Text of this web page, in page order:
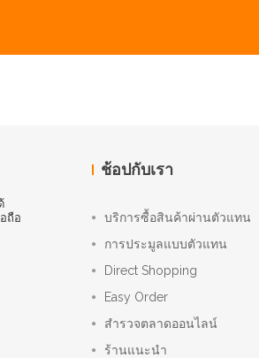
ถือ
ช้อปกับเรา
บริการซื้อสินค้าผ่านตัวแทน
การประมูลแบบตัวแทน
Direct Shopping
Easy Order
สำรวจตลาดออนไลน์
ร้านแนะนำ